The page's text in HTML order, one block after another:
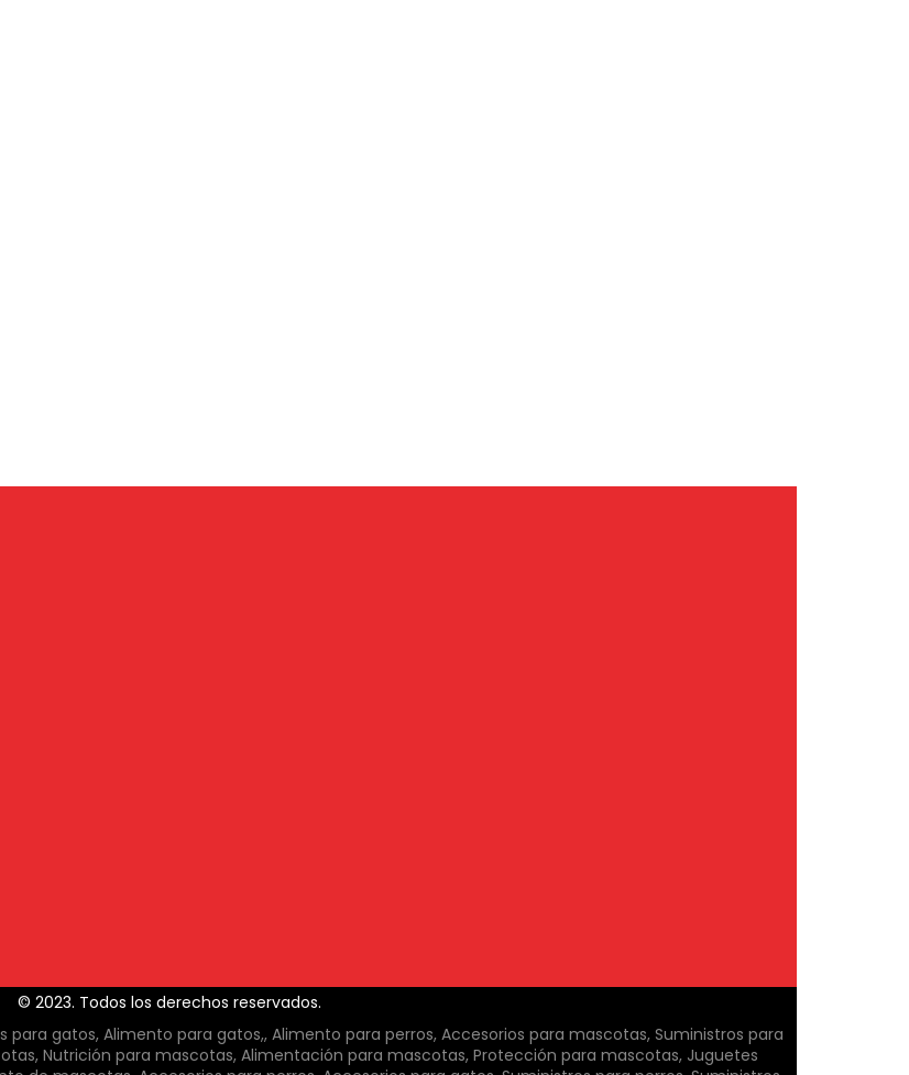
© 2023. Todos los derechos reservados.
gatos, Alimento para gatos,, Alimento para perros, Accesorios para mascotas, Suministros para
Nutrición para mascotas, Alimentación para mascotas, Protección para mascotas, Juguetes